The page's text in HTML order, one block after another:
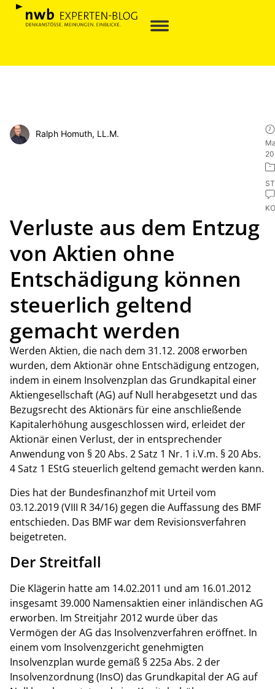
Ralph Homuth, LL.M.
Verluste aus dem Entzug
von Aktien ohne
Entschädigung können
steuerlich geltend
gemacht werden
Werden Aktien, die nach dem 31.12. 2008 erworben
wurden, dem Aktionär ohne Entschädigung entzogen,
indem in einem Insolvenzplan das Grundkapital einer
Aktiengesellschaft (AG) auf Null herabgesetzt und das
Bezugsrecht des Aktionärs für eine anschließende
Kapitalerhöhung ausgeschlossen wird, erleidet der
Aktionär einen Verlust, der in entsprechender
Anwendung von § 20 Abs. 2 Satz 1 Nr. 1 i.V.m. § 20 Abs.
4 Satz 1 EStG steuerlich geltend gemacht werden kann.
Dies hat der Bundesfinanzhof mit Urteil vom
03.12.2019 (VIII R 34/16) gegen die Auffassung des BMF
entschieden. Das BMF war dem Revisionsverfahren
beigetreten.
Der Streitfall
Die Klägerin hatte am 14.02.2011 und am 16.01.2012
insgesamt 39.000 Namensaktien einer inländischen AG
erworben. Im Streitjahr 2012 wurde über das
Vermögen der AG das Insolvenzverfahren eröffnet. In
einem vom Insolvenzgericht genehmigten
Insolvenzplan wurde gemäß § 225a Abs. 2 der
Insolvenzordnung (InsO) das Grundkapital der AG auf